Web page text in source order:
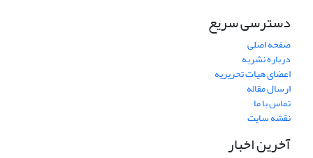
دسترسی سریع
صفحه اصلی
درباره نشریه
اعضای هیات تحریریه
ارسال مقاله
تماس با ما
نقشه سایت
آخرین اخبار